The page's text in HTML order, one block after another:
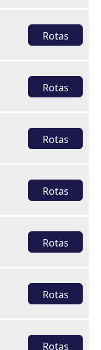
Rotas
Rotas
Rotas
Rotas
Rotas
Rotas
Rotas